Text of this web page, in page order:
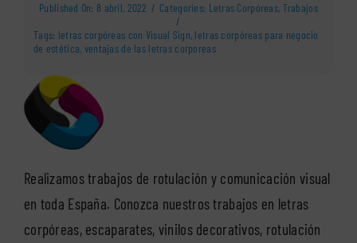
Published On: 8 abril, 2022 / Categories: Letras Corpóreas, Trabajos
/
Tags: letras corpóreas con Visual Sign, letras corpóreas para negocio
de estética, ventajas de las letras corporeas
Realizamos trabajos de rotulación y comunicación visual
en toda España. Conozca nuestros trabajos en letras
corpóreas, escaparates, vinilos decorativos, rotulación